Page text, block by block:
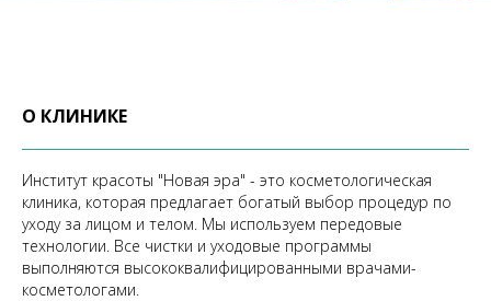
О КЛИНИКЕ
Институт красоты "Новая эра" - это косметологическая
клиника, которая предлагает богатый выбор процедур по
уходу за лицом и телом. Мы используем передовые
технологии. Все чистки и уходовые программы
выполняются высококвалифицированными врачами-
косметологами.